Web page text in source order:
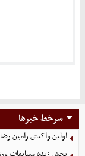
سرخط خبرها
اولین واکنش رامین